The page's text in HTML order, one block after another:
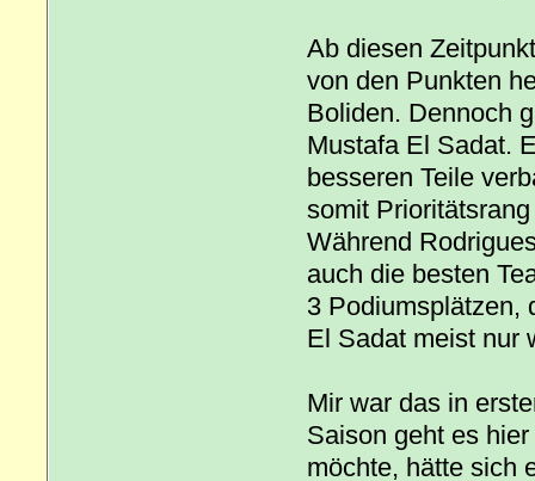
Ab diesen
von den Punkten
Boliden. Dennoch
Mustafa El Sadat.
besseren Teile
somit
Während
auch die besten
3 Podiumsplätzen,
El Sadat meist nur
Mir war das in
Saison geht es
möchte, hätte sich